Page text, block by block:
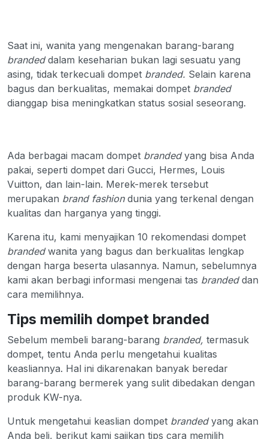
Saat ini, wanita yang mengenakan barang-barang
brandeddalam keseharian bukan lagi sesuatu yang
asing, tidak terkecuali dompet branded. Selain karena
bagus dan berkualitas, memakai dompet branded
dianggap bisa meningkatkan status sosial seseorang.
Ada berbagai macam dompet brandedyang bisa Anda
pakai, seperti dompet dari Gucci, Hermes, Louis
Vuitton, dan lain-lain. Merek-merek tersebut
merupakan brand fashiondunia yang terkenal dengan
kualitas dan harganya yang tinggi.
Karena itu, kami menyajikan 10 rekomendasi dompet
brandedwanita yang bagus dan berkualitas lengkap
dengan harga beserta ulasannya. Namun, sebelumnya
kami akan berbagi informasi mengenai tas brandeddan
cara memilihnya.
Tips memilih dompet branded
Sebelum membeli barang-barang branded, termasuk
dompet, tentu Anda perlu mengetahui kualitas
keasliannya. Hal ini dikarenakan banyak beredar
barang-barang bermerek yang sulit dibedakan dengan
produk KW-nya.
Untuk mengetahui keaslian dompet brandedyang akan
Anda beli, berikut kami sajikan tips cara memilih